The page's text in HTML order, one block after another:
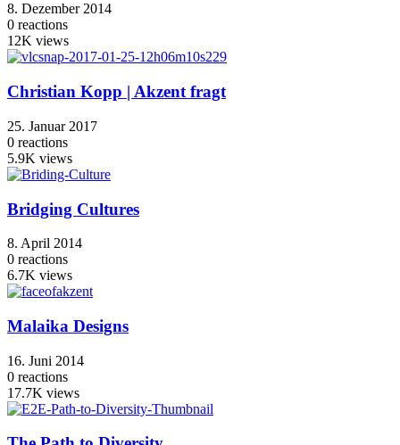
8. Dezember 2014
0 reactions
12K views
Christian Kopp | Akzent fragt
25. Januar 2017
0 reactions
5.9K views
Bridging Cultures
8. April 2014
0 reactions
6.7K views
Malaika Designs
16. Juni 2014
0 reactions
17.7K views